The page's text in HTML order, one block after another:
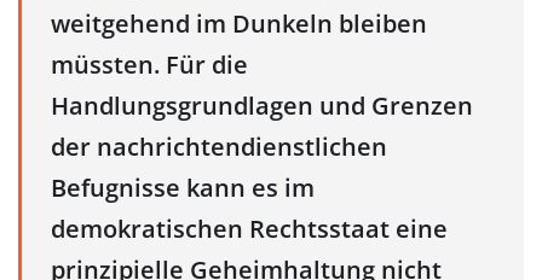
weitgehend im Dunkeln bleiben
müssten. Für die
Handlungsgrundlagen und Grenzen
der nachrichtendienstlichen
Befugnisse kann es im
demokratischen Rechtsstaat eine
prinzipielle Geheimhaltung nicht